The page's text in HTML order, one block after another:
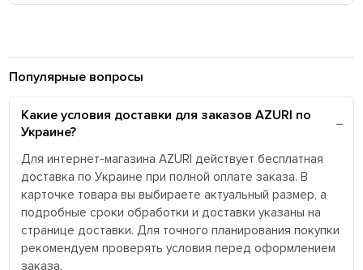
Популярные вопросы
Какие условия доставки для заказов AZURI по
Украине?
Для интернет-магазина AZURI действует бесплатная
доставка по Украине при полной оплате заказа. В
карточке товара вы выбираете актуальный размер, а
подробные сроки обработки и доставки указаны на
странице доставки. Для точного планирования покупки
рекомендуем проверять условия перед оформлением
заказа.